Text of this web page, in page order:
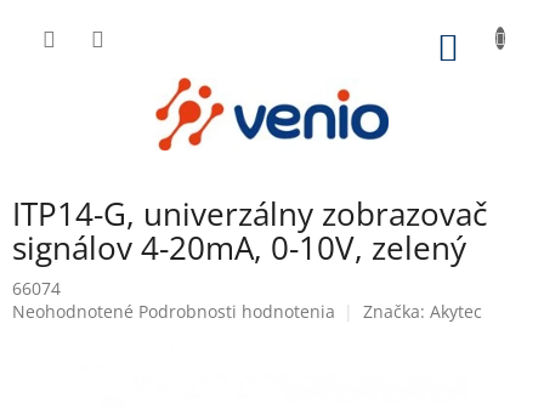
ITP14-G, univerzálny zobrazovač
signálov 4-20mA, 0-10V, zelený
66074
Priemerné
Neohodnotené Podrobnosti hodnotenia Značka: Akytec